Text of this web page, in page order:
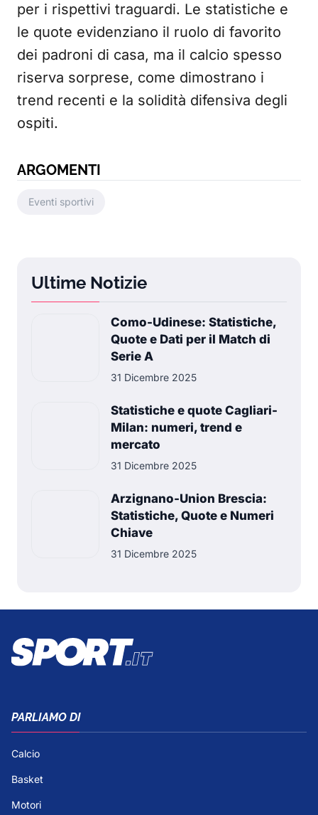
per i rispettivi traguardi. Le statistiche e
le quote evidenziano il ruolo di favorito
dei padroni di casa, ma il calcio spesso
riserva sorprese, come dimostrano i
trend recenti e la solidità difensiva degli
ospiti.
ARGOMENTI
Eventi sportivi
Ultime Notizie
Como-Udinese: Statistiche,
Quote e Dati per il Match di
Serie A
31 Dicembre 2025
Statistiche e quote Cagliari-
Milan: numeri, trend e
mercato
31 Dicembre 2025
Arzignano-Union Brescia:
Statistiche, Quote e Numeri
Chiave
31 Dicembre 2025
PARLIAMO DI
Calcio
Basket
Motori